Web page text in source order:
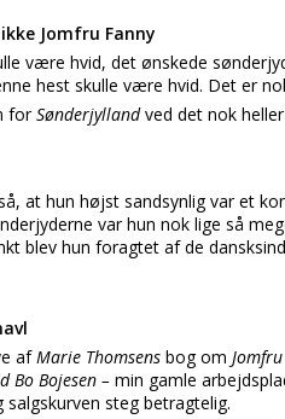
Jomfru Fanny
være hvid, det ønskede
hest skulle være hvid. Det er
forSønderjyllandved det nok
at hun højst sandsynlig var et
var hun nok lige så
blev hun foragtet af de
afMarie Thomsens bog om
Bo Bojesen – min gamle
steg betragtelig.